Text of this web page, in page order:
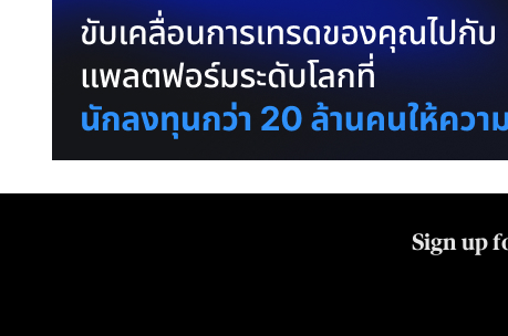
Sign up